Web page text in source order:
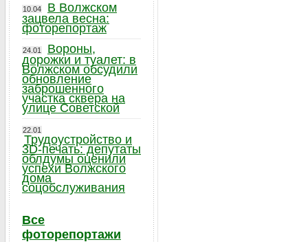
10.04
В Волжском
зацвела весна:
фоторепортаж
24.01
Вороны,
дорожки и туалет: в
Волжском обсудили
обновление
заброшенного
участка сквера на
улице Советской
22.01
Трудоустройство и
3D-печать: депутаты
облдумы оценили
успехи Волжского
дома
соцобслуживания
Все
фоторепортажи